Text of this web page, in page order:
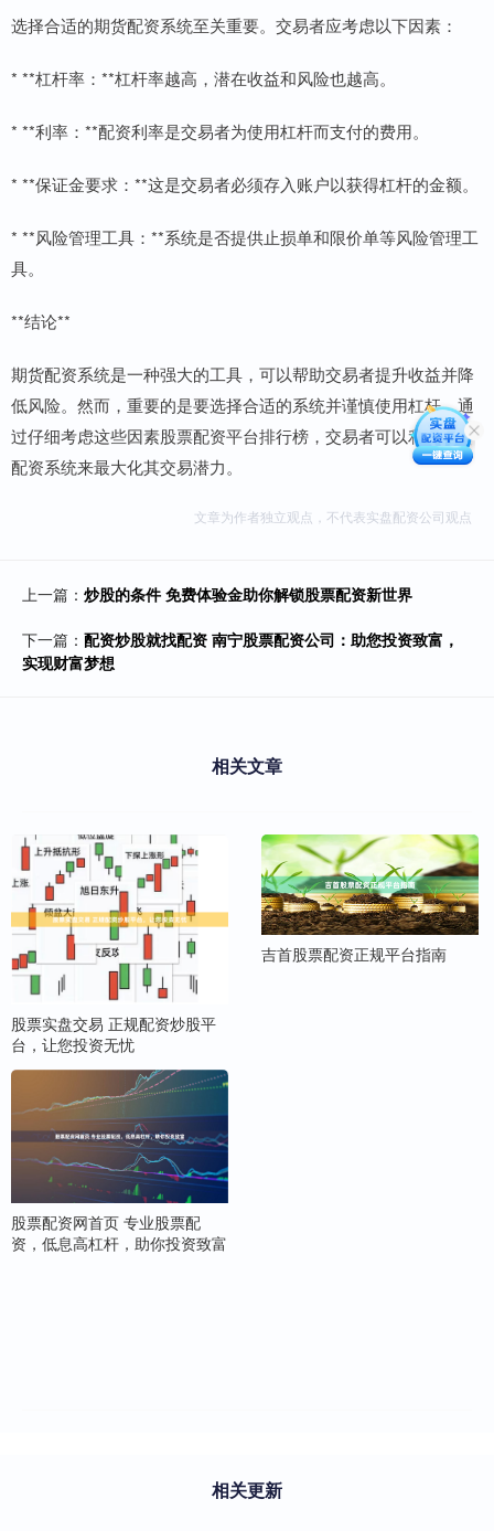
选择合适的期货配资系统至关重要。交易者应考虑以下因素：
* **杠杆率：**杠杆率越高，潜在收益和风险也越高。
* **利率：**配资利率是交易者为使用杠杆而支付的费用。
* **保证金要求：**这是交易者必须存入账户以获得杠杆的金额。
* **风险管理工具：**系统是否提供止损单和限价单等风险管理工
具。
**结论**
期货配资系统是一种强大的工具，可以帮助交易者提升收益并降
低风险。然而，重要的是要选择合适的系统并谨慎使用杠杆。通
过仔细考虑这些因素股票配资平台排行榜，交易者可以利用期货
配资系统来最大化其交易潜力。
文章为作者独立观点，不代表实盘配资公司观点
上一篇： 炒股的条件 免费体验金助你解锁股票配资新世界
下一篇： 配资炒股就找配资 南宁股票配资公司：助您投资致富，
实现财富梦想
相关文章
股票实盘交易 正规配资炒股平
台，让您投资无忧
吉首股票配资正规平台指南
股票配资网首页 专业股票配
资，低息高杠杆，助你投资致富
相关更新